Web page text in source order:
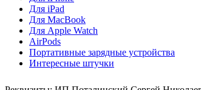
Для iPad
Для MacBook
Для Apple Watch
AirPods
Портативные зарядные устройства
Интересные штучки